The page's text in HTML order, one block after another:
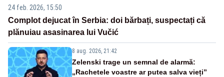
24 feb. 2026, 15:50
Complot dejucat în Serbia: doi bărbați, suspectați că
plănuiau asasinarea lui Vučić
8 aug. 2026, 21:42
Zelenski trage un semnal de alarmă:
„Rachetele voastre ar putea salva vieți”